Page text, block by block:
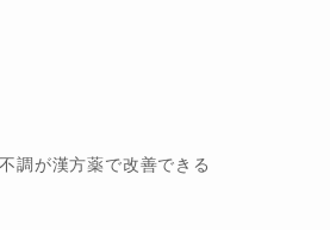
調が漢方薬で改善できる